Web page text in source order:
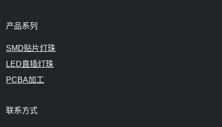
产品系列
SMD贴片灯珠
LED直插灯珠
PCBA加工
联系方式